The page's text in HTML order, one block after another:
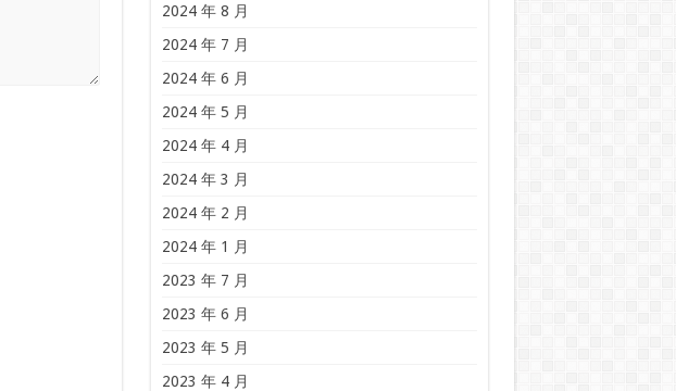
2024 年 8 月
2024 年 7 月
2024 年 6 月
2024 年 5 月
2024 年 4 月
2024 年 3 月
2024 年 2 月
2024 年 1 月
2023 年 7 月
2023 年 6 月
2023 年 5 月
2023 年 4 月